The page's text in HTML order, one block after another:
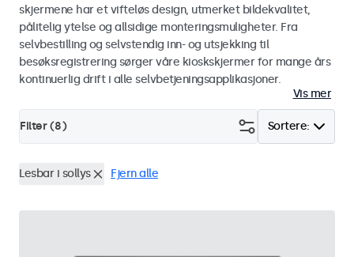
skjermene har et vifteløs design, utmerket bildekvalitet,
pålitelig ytelse og allsidige monteringsmuligheter. Fra
selvbestilling og selvstendig inn- og utsjekking til
besøksregistrering sørger våre kioskskjermer for mange års
kontinuerlig drift i alle selvbetjeningsapplikasjoner.
Vis mer
Sortere:
Filter (8)
Lesbar i sollys Fjern alle